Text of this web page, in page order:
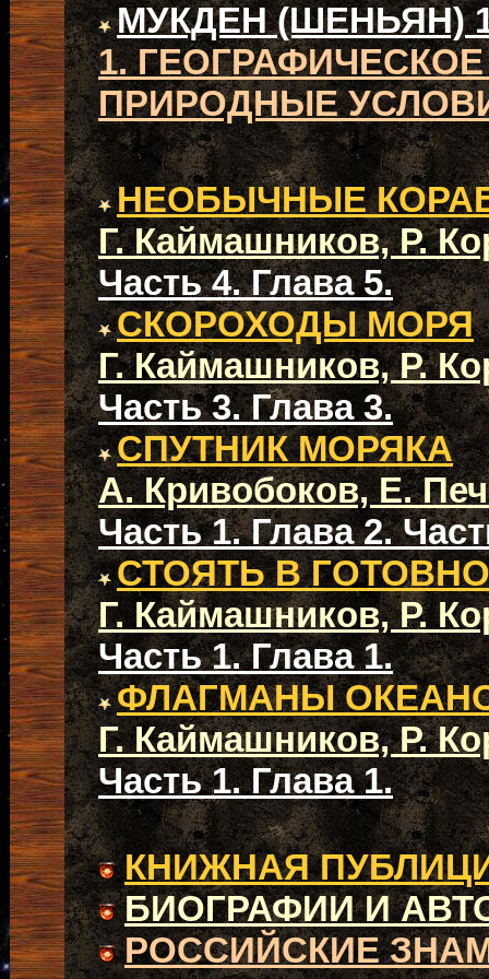
МУКДЕН (ШЕНЬЯН)
1.
ПРИРОДНЫЕ
НЕОБЫЧНЫЕ
Г. Каймашников, Р.
Часть 4. Глава 5.
СКОРОХОДЫ МОРЯ
Г. Каймашников, Р.
Часть 3. Глава 3.
СПУТНИК МОРЯКА
А. Кривобоков, Е.
Часть 1. Глава 2.
СТОЯТЬ В
Г. Каймашников, Р.
Часть 1. Глава 1.
ФЛАГМАНЫ
Г. Каймашников, Р.
Часть 1. Глава 1.
КНИЖНАЯ
БИОГРАФИИ И
РОССИЙСКИЕ